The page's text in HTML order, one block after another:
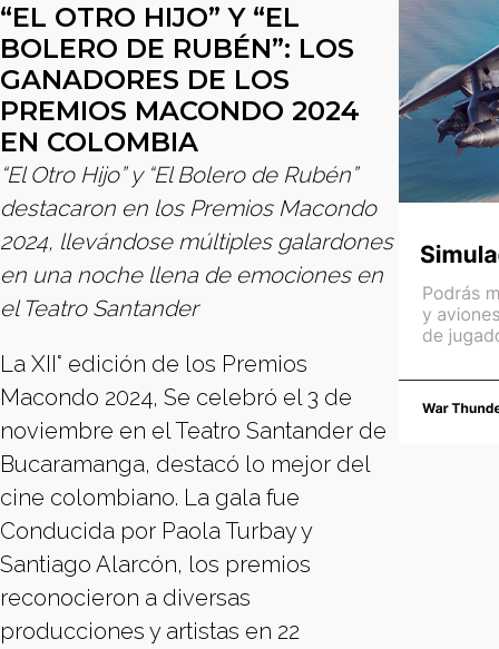
“EL OTRO HIJO” Y “EL
BOLERO DE RUBÉN”: LOS
GANADORES DE LOS
PREMIOS MACONDO 2024
EN COLOMBIA
“El Otro Hijo” y “El Bolero de Rubén”
destacaron en los Premios Macondo
2024, llevándose múltiples galardones
en una noche llena de emociones en
el Teatro Santander
La XII° edición de los Premios
Macondo 2024, Se celebró el 3 de
noviembre en el Teatro Santander de
Bucaramanga, destacó lo mejor del
cine colombiano. La gala fue
Conducida por Paola Turbay y
Santiago Alarcón, los premios
reconocieron a diversas
producciones y artistas en 22